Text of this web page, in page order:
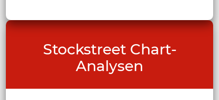
Stockstreet Chart-
Analysen